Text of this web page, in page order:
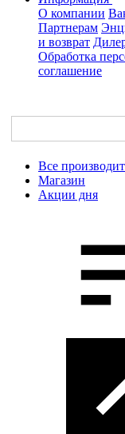
О компании
Партнерам
и возврат
Обработка
соглашение
Все
Магазин
Акции дня